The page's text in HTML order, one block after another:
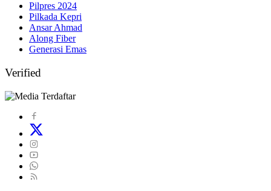
Pilpres 2024
Pilkada Kepri
Ansar Ahmad
Along Fiber
Generasi Emas
Verified